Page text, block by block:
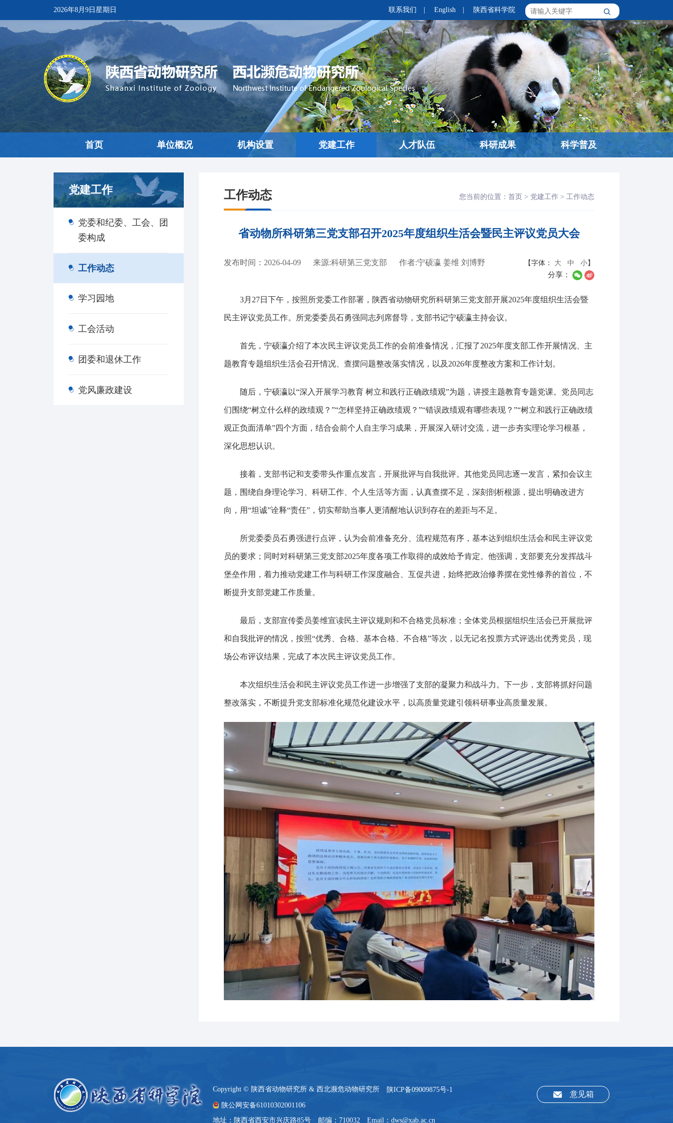
2026年8月9日星期日 联系我们 English 陕西省科学院
首页 单位概况 机构设置 党建工作 人才队伍 科研成果 科学普及
党建工作
党委和纪委、工会、团
委构成
工作动态
学习园地
工会活动
团委和退休工作
党风廉政建设
您当前的位置： 首页 > 党建工作 > 工作动态
工作动态
省动物所科研第三党支部召开2025年度组织生活会暨民主评议党员大会
发布时间：2026-04-09 来源:科研第三党支部 作者:宁硕瀛 姜维 刘博野 【字体： 大 中 小】
分享：
3月27日下午，按照所党委工作部署，陕西省动物研究所科研第三党支部开展2025年度组织生活会暨
民主评议党员工作。所党委委员石勇强同志列席督导，支部书记宁硕瀛主持会议。
首先，宁硕瀛介绍了本次民主评议党员工作的会前准备情况，汇报了2025年度支部工作开展情况、主
题教育专题组织生活会召开情况、查摆问题整改落实情况，以及2026年度整改方案和工作计划。
随后，宁硕瀛以“深入开展学习教育 树立和践行正确政绩观”为题，讲授主题教育专题党课。党员同志
们围绕“树立什么样的政绩观？”“怎样坚持正确政绩观？”“错误政绩观有哪些表现？”“树立和践行正确政绩
观正负面清单”四个方面，结合会前个人自主学习成果，开展深入研讨交流，进一步夯实理论学习根基，
深化思想认识。
接着，支部书记和支委带头作重点发言，开展批评与自我批评。其他党员同志逐一发言，紧扣会议主
题，围绕自身理论学习、科研工作、个人生活等方面，认真查摆不足，深刻剖析根源，提出明确改进方
向，用“坦诚”诠释“责任”，切实帮助当事人更清醒地认识到存在的差距与不足。
所党委委员石勇强进行点评，认为会前准备充分、流程规范有序，基本达到组织生活会和民主评议党
员的要求；同时对科研第三党支部2025年度各项工作取得的成效给予肯定。他强调，支部要充分发挥战斗
堡垒作用，着力推动党建工作与科研工作深度融合、互促共进，始终把政治修养摆在党性修养的首位，不
断提升支部党建工作质量。
最后，支部宣传委员姜维宣读民主评议规则和不合格党员标准；全体党员根据组织生活会已开展批评
和自我批评的情况，按照“优秀、合格、基本合格、不合格”等次，以无记名投票方式评选出优秀党员，现
场公布评议结果，完成了本次民主评议党员工作。
本次组织生活会和民主评议党员工作进一步增强了支部的凝聚力和战斗力。下一步，支部将抓好问题
整改落实，不断提升党支部标准化规范化建设水平，以高质量党建引领科研事业高质量发展。
Copyright © 陕西省动物研究所 & 西北濒危动物研究所 陕ICP备09009875号-1
陕公网安备61010302001106
地址：陕西省西安市兴庆路85号 邮编：710032 Email：dws@xab.ac.cn
意见箱